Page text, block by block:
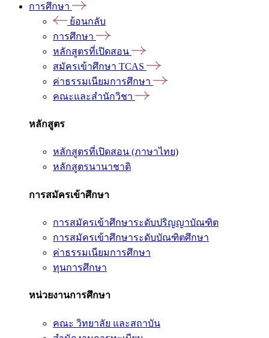
การศึกษา
ย้อนกลับ
การศึกษา
หลักสูตรที่เปิดสอน
สมัครเข้าศึกษา TCAS
ค่าธรรมเนียมการศึกษา
คณะและสำนักวิชา
หลักสูตร
หลักสูตรที่เปิดสอน (ภาษาไทย)
หลักสูตรนานาชาติ
การสมัครเข้าศึกษา
การสมัครเข้าศึกษาระดับปริญญาบัณฑิต
การสมัครเข้าศึกษาระดับบัณฑิตศึกษา
ค่าธรรมเนียมการศึกษา
ทุนการศึกษา
หน่วยงานการศึกษา
คณะ วิทยาลัย และสถาบัน